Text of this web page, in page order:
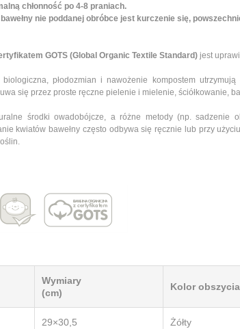
chłonność po 4-8 praniach.
nie poddanej obróbce jest kurczenie się,
GOTS (Global Organic Textile Standard) jest
biologiczna, płodozmian i nawożenie kompostem
się przez proste ręczne pielenie i mielenie, ściółkowanie,
środki owadobójcze, a różne metody (np. sadzenie
kwiatów bawełny często odbywa się ręcznie lub przy
Wymiary
(cm)
Kolor obszycia
29×30,5 Żółty